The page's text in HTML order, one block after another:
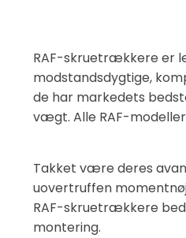
RAF-skruetrækkere er
modstandsdygtige,
de har markedets
vægt. Alle RAF-modeller
Takket være deres
uovertruffen
RAF-skruetrækkere
montering.